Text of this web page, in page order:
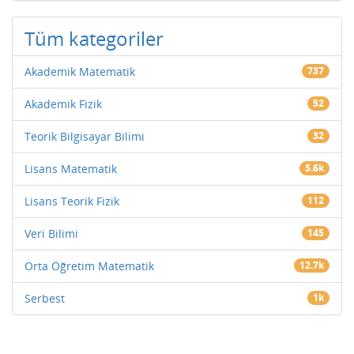
Tüm kategoriler
Akademik Matematik 737
Akademik Fizik 52
Teorik Bilgisayar Bilimi 32
Lisans Matematik 5.6k
Lisans Teorik Fizik 112
Veri Bilimi 145
Orta Öğretim Matematik 12.7k
Serbest 1k